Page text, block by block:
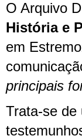
O Arquivo
História e
em
principais
Trata-se de